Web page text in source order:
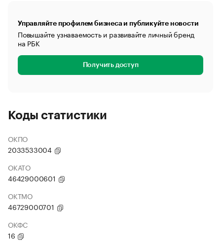
Управляйте профилем бизнеса и публикуйте новости
Повышайте узнаваемость и развивайте личный бренд
на РБК
Получить доступ
Коды статистики
ОКПО
2033533004
ОКАТО
46429000601
ОКТМО
46729000701
ОКФС
16